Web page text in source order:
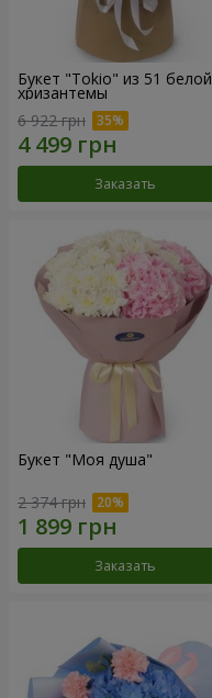
Букет "Tokio" из 51 белой
хризантемы
6 922 грн
Заказать
Букет "Моя душа"
2 374 грн
Заказать